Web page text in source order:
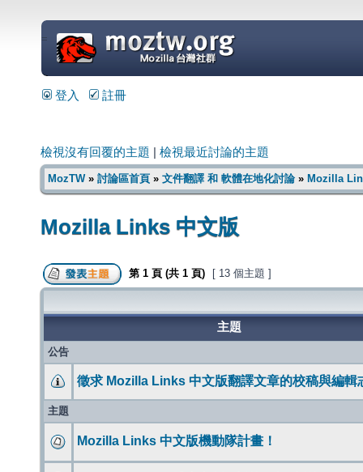
=
登入 註冊
檢視沒有回覆的主題 檢視最近討論的主題
MozTW» 討論區首頁 » 文件翻譯 和 軟體在地化討論 » Mozilla
Mozilla Links 中文版
第 1 頁 (共 1 頁) [ 13 個主題 ]
主題
公告
徵求 Mozilla Links 中文版翻譯文章的校稿與編輯
主題
Mozilla Links 中文版機動隊計畫！